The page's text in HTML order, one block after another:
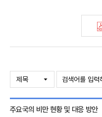
해외보험금융동향(종간)
주요국의 비만 현황 및 대응 방안